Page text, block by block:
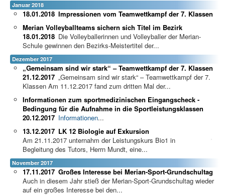
Januar 2018
Impressionen vom Teamwettkampf der 7. Klassen
18.01.2018
Merian Volleyballteams sichern sich Titel im Bezirk
18.01.2018 Die Volleyballerinnen und Volleyballer der Merian-
Schule gewinnen den Bezirks-Meistertitel der...
Dezember 2017
„Gemeinsam sind wir stark“ – Teamwettkampf der 7. Klassen
21.12.2017 „Gemeinsam sind wir stark“ – Teamwettkampf der 7.
Klassen Am 11.12.2017 fand zum dritten Mal der...
Informationen zum sportmedizinischen Eingangscheck -
Bedingung für die Aufnahme in die Sportleistungsklassen
20.12.2017 Informationen...
LK 12 Biologie auf Exkursion
13.12.2017
Am 21.11.2017 unternahm der Leistungskurs Bio1 in
Begleitung des Tutors, Herrn Mundt, eine...
November 2017
Großes Interesse bei Merian-Sport-Grundschultag
17.11.2017
Auch in diesem Jahr stieß der Merian-Sport-Grundschultag wieder
auf ein großes Interesse bei den...